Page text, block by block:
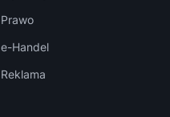
Prawo
e-Handel
Reklama